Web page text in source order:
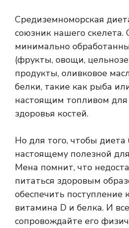
Средиземноморская
союзник нашего
минимально
(фрукты, овощи,
продукты, оливковое
белки, такие как рыба
настоящим топливом
здоровья костей.
Но для того, чтобы
настоящему полезной
Мена помнит, что
питаться здоровым
обеспечить поступление
витамина D и белка. И
сопровождайте его